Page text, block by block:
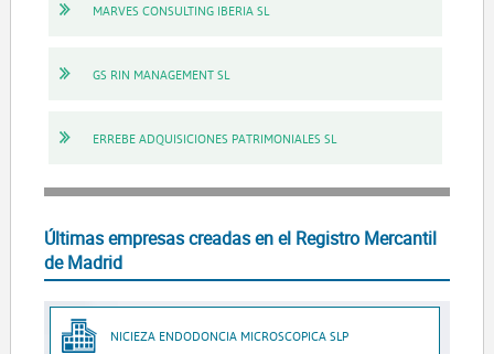
MARVES CONSULTING IBERIA SL
GS RIN MANAGEMENT SL
ERREBE ADQUISICIONES PATRIMONIALES SL
Últimas empresas creadas en el Registro Mercantil
de Madrid
NICIEZA ENDODONCIA MICROSCOPICA SLP